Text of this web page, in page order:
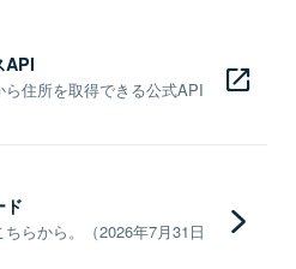
API
住所を取得できる公式API
ド
らから。（2026年7月31日